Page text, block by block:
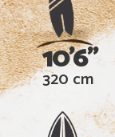
10'6"
320 cm